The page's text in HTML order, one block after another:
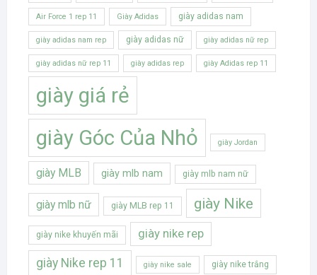
Air Force 1 rep 11 Giày Adidas giày adidas nam
giày adidas nam rep giày adidas nữ giày adidas nữ rep
giày adidas nữ rep 11 giày adidas rep giày Adidas rep 11
giày giá rẻ
giày Góc Của Nhỏ
giày Jordan
giày MLB giày mlb nam giày mlb nam nữ
giày mlb nữ giày MLB rep 11 giày Nike
giày nike khuyến mãi giày nike rep
giày Nike rep 11 giày nike sale giày nike trắng